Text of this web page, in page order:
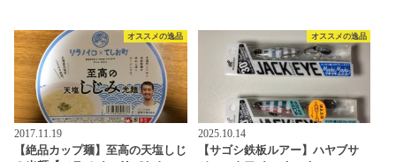
オススメの逸品
2017.11.19
【絶品カップ麺】至高の天塩しじ
オススメの逸品
2025.10.14
【サゴシ鉄板ルアー】ハヤブサ